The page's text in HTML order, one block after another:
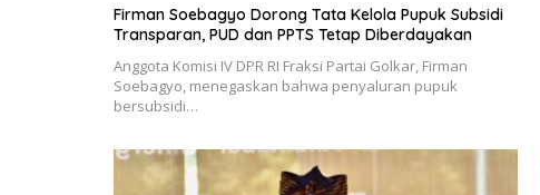
Firman Soebagyo Dorong Tata Kelola Pupuk Subsidi
Transparan, PUD dan PPTS Tetap Diberdayakan
Anggota Komisi IV DPR RI Fraksi Partai Golkar, Firman
Soebagyo, menegaskan bahwa penyaluran pupuk
bersubsidi…